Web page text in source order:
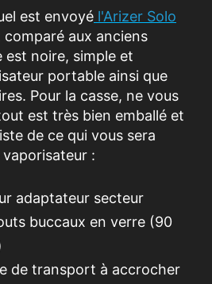
est envoyé l'Arizer Solo
aux anciens
est noire, simple et
portable ainsi que
Pour la casse, ne vous
est très bien emballé et
de ce qui vous sera
:
adaptateur secteur
buccaux en verre (90
de transport à accrocher